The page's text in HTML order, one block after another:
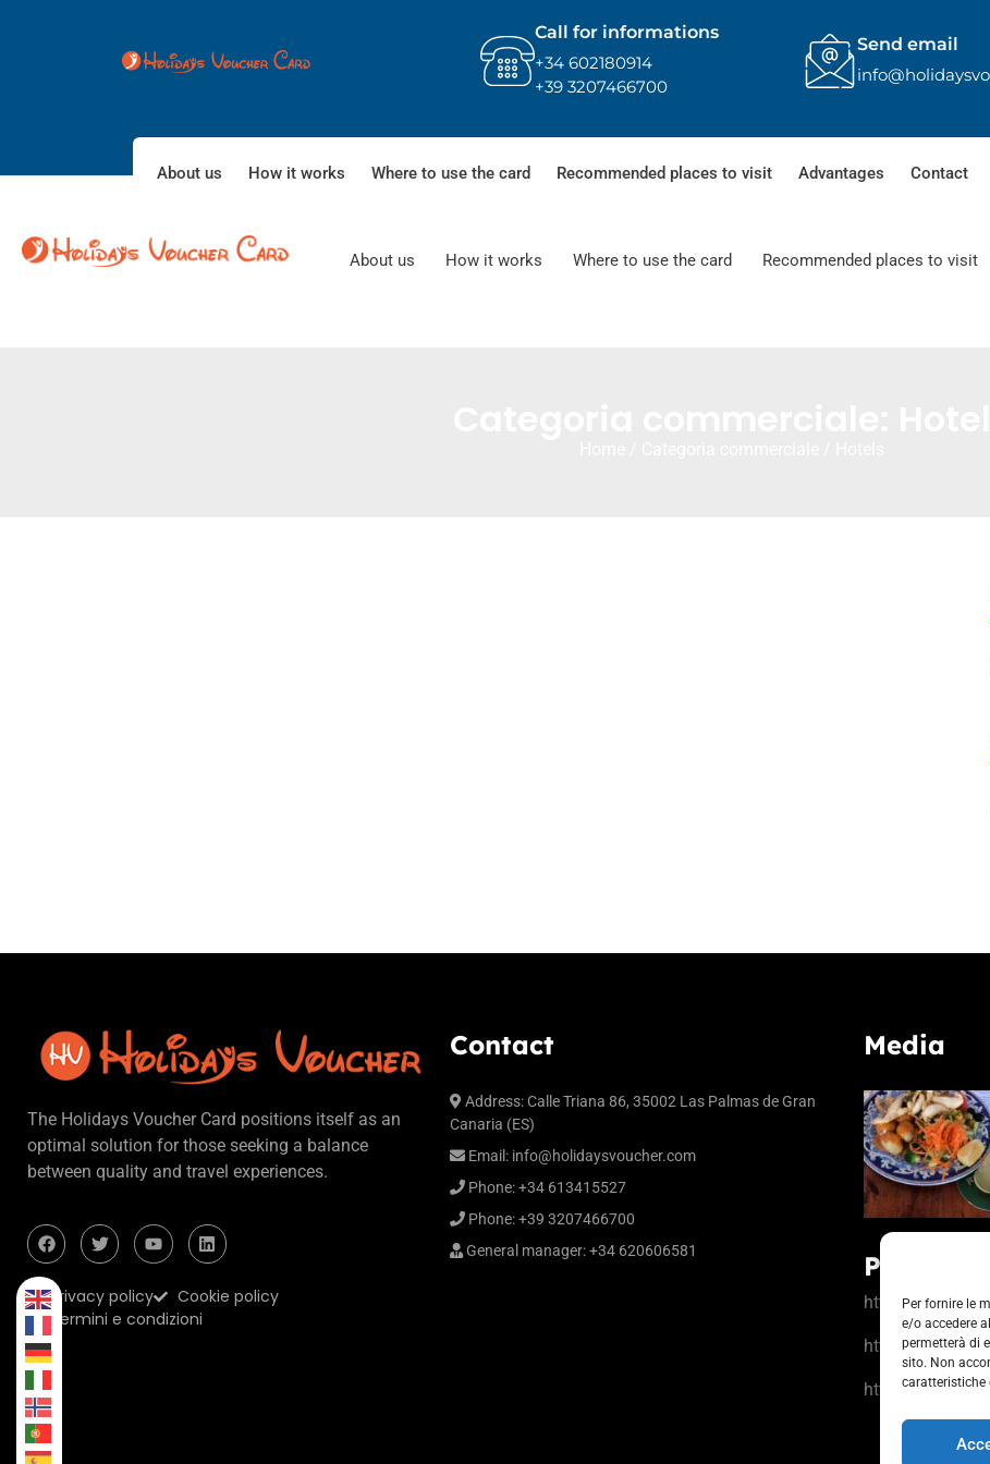
Per fornire le
e/o accedere
permetterà di
sito. Non
caratteristiche
Call for informations
+34 602180914
+39 3207466700
Send email
About us How it works Where to use the card Recommended places to visit Advantages Contact
About us How it works Where to use the card Recommended places to visit
The Holidays Voucher Card positions itself as an
optimal solution for those seeking a balance
between quality and travel experiences.
Privacy policy
Cookie policy
Termini e condizioni
Contact
Address:Calle Triana 86, 35002 Las Palmas de Gran
Canaria (ES)
Email: info@holidaysvoucher.com
Phone:+34 613415527
Phone:+39 3207466700
General manager:+34 620606581
Media
Partners
https://
https://
https://b-